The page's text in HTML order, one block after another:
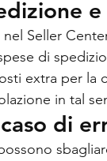
e
nel Seller
di
extra per la
in tal
di